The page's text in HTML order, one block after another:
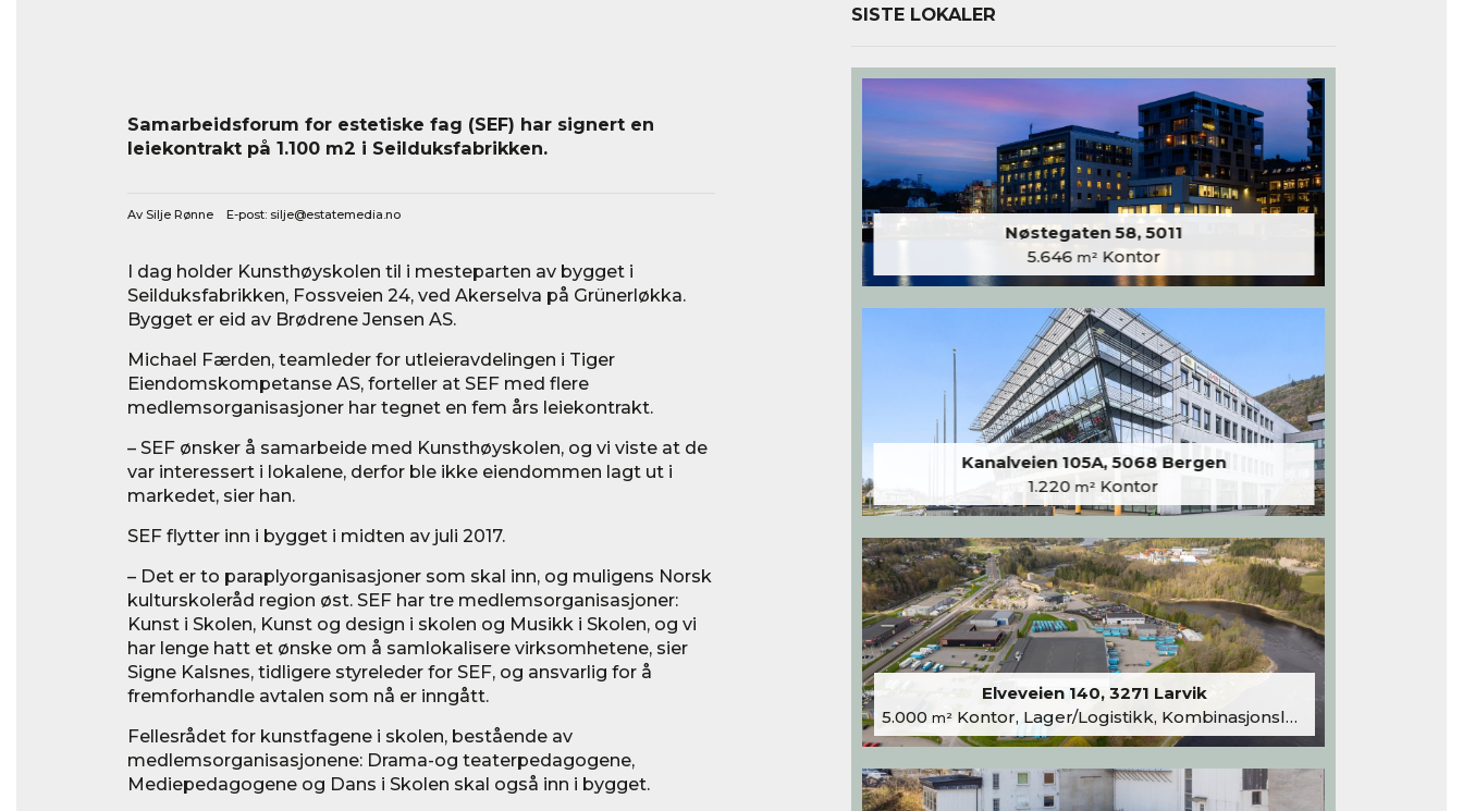
Samarbeidsforum for estetiske fag (SEF) har signert en
leiekontrakt på 1.100 m2 i Seilduksfabrikken.
Av Silje Rønne E-post: silje@estatemedia.no
I dag holder Kunsthøyskolen til i mesteparten av bygget i
Seilduksfabrikken, Fossveien 24, ved Akerselva på Grünerløkka.
Bygget er eid av Brødrene Jensen AS.
Michael Færden, teamleder for utleieravdelingen i Tiger
Eiendomskompetanse AS, forteller at SEF med flere
medlemsorganisasjoner har tegnet en fem års leiekontrakt.
– SEF ønsker å samarbeide med Kunsthøyskolen, og vi viste at de
var interessert i lokalene, derfor ble ikke eiendommen lagt ut i
markedet, sier han.
SEF flytter inn i bygget i midten av juli 2017.
– Det er to paraplyorganisasjoner som skal inn, og muligens Norsk
kulturskoleråd region øst. SEF har tre medlemsorganisasjoner:
Kunst i Skolen, Kunst og design i skolen og Musikk i Skolen, og vi
har lenge hatt et ønske om å samlokalisere virksomhetene, sier
Signe Kalsnes, tidligere styreleder for SEF, og ansvarlig for å
fremforhandle avtalen som nå er inngått.
Fellesrådet for kunstfagene i skolen, bestående av
medlemsorganisasjonene: Drama-og teaterpedagogene,
Mediepedagogene og Dans i Skolen skal også inn i bygget.
SISTE LOKALER
Nøstegaten 58, 5011
5.646 m² Kontor
Kanalveien 105A, 5068 Bergen
1.220 m² Kontor
Elveveien 140, 3271 Larvik
5.000 m²Kontor, Lager/Logistikk, Kombinasjonslokaler